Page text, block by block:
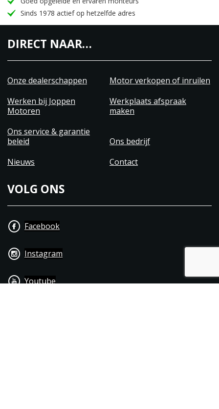
Sinds 1978 actief op hetzelfde adres
DIRECT NAAR…
Onze dealerschappen
Motor verkopen of inruilen
Werken bij Joppen
Motoren
Werkplaats afspraak
maken
Ons service & garantie
beleid
Ons bedrijf
Nieuws
Contact
VOLG ONS
Facebook
Instagram
Youtube